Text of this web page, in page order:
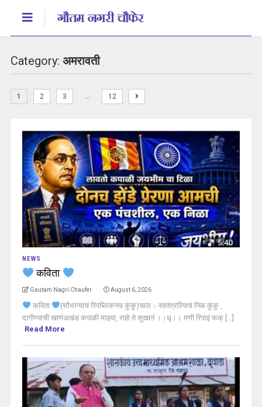
Category: अमरावती
1 2 3 … 12
NEWS
कविता
Gautam Nagri Chaufer August 6, 2026
कविता
(सौभाग्याचं रिपब्लिकनच कुंकु)चाल :- स्वतंत्ररिपाचं निळ कुंकु ,
दागीण्याची खाणंअखंड कपाळी माझ्या, राहो ते सुखानं ।।धृ।। मणी रिपाइं फक् [...]
Read More